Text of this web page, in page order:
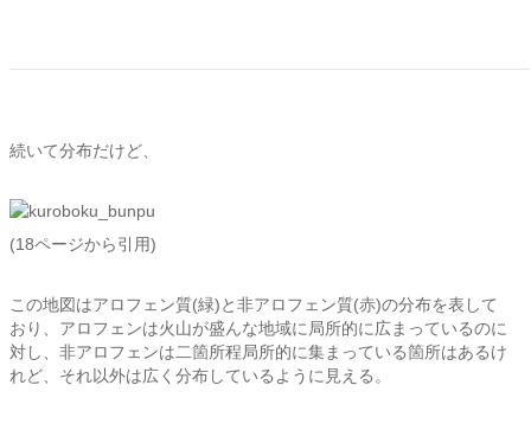
続いて分布だけど、
(18ページから引用)
この地図はアロフェン質(緑)と非アロフェン質(赤)の分布を表して
おり、アロフェンは火山が盛んな地域に局所的に広まっているのに
対し、非アロフェンは二箇所程局所的に集まっている箇所はあるけ
れど、それ以外は広く分布しているように見える。